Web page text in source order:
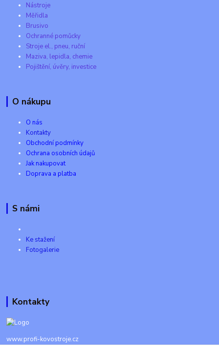
Nástroje
Měřidla
Brusivo
Ochranné pomůcky
Stroje el., pneu, ruční
Maziva, lepidla, chemie
Pojištění, úvěry, investice
O nákupu
O nás
Kontakty
Obchodní podmínky
Ochrana osobních údajů
Jak nakupovat
Doprava a platba
S námi
Ke stažení
Fotogalerie
Kontakty
www.profi-kovostroje.cz